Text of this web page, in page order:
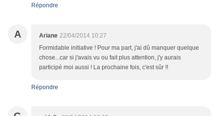
Répondre
A Ariane 22/04/2014 10:27
Formidable initiative ! Pour ma part, j'ai dû manquer quelque
chose...car si j'avais vu ou fait plus attention, j'y aurais
participé moi aussi ! La prochaine fois, c'est sûr !!
Répondre